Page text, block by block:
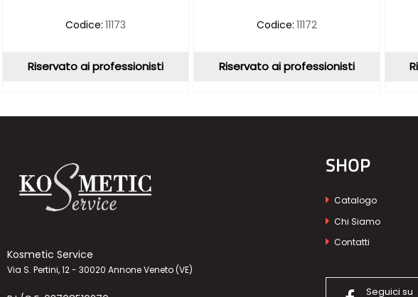
Codice: 11173
Riservato ai professionisti
Codice: 11172
Riservato ai professionisti
Kosmetic Service
Via S. Pertini, 12 - 30020 Annone Veneto (VE)
SHOP
Catalogo
Chi Siamo
Contatti
Seguici su